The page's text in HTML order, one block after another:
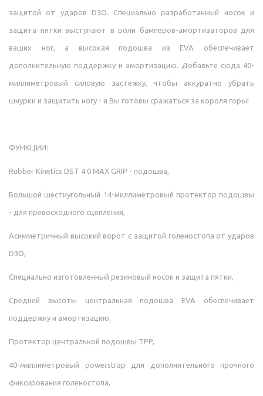
защитой от ударов D3O. Специально разработанный носок и
защита пятки выступают в роли бамперов-амортизаторов для
ваших ног, а высокая подошва из EVA обеспечивает
дополнительную поддержку и амортизацию. Добавьте сюда 40-
миллиметровый силовую застежку, чтобы аккуратно убрать
шнурки и защитить ногу - и Вы готовы сражаться за короля горы!
ФУНКЦИИ:
Rubber Kinetics DST 4.0 MAX GRIP - подошва,
Большой шестиугольный 14-миллиметровый протектор подошвы
- для превосходного сцепления,
Асимметричный высокий ворот с защитой голеностопа от ударов
D3O,
Специально изготовленный резиновый носок и защита пятки,
Средней высоты центральная подошва EVA обеспечивает
поддержку и амортизацию,
Протектор центральной подошвы TPP,
40-миллиметровый powerstrap для дополнительного прочного
фиксирования голеностопа,